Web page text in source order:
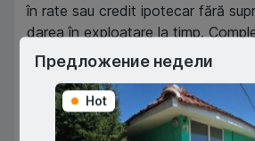
în rate sau credit ipotecar fără
darea în exploatare la timp.
Eldorado Terra2 – Cel mai bun
SUNATI ACUM, Oferta
Предложение недели
Hot